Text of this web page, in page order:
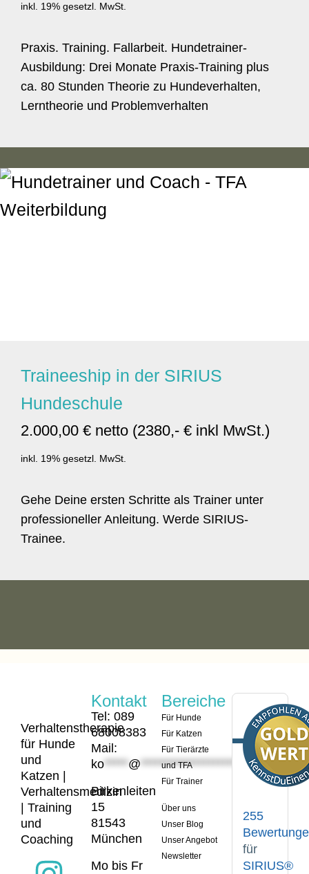
inkl. 19% gesetzl. MwSt.
Praxis. Training. Fallarbeit. Hundetrainer-
Ausbildung: Drei Monate Praxis-Training plus
ca. 80 Stunden Theorie zu Hunde­verhalten,
Lerntheorie und Problemv­erhalten
Traineeship in der SIRIUS
Hundeschule
2.000,00 € netto (2380,- € inkl MwSt.)
inkl. 19% gesetzl. MwSt.
Gehe Deine ersten Schritte als Trainer unter
professioneller Anleitung. Werde SIRIUS-
Trainee.
Verhaltenstherapie
für Hunde
und
Katzen |
Verhaltensmedizin
| Training
und
Coaching
Kontakt
Tel: 089
68008383
Mail:
ko*****@*********************
er.de
Birkenleiten
15
81543
München
Mo bis Fr
Bereiche
Für Hunde
Für Katzen
Für Tierärzte
und TFA
Für Trainer
Über uns
Unser Blog
Unser Angebot
Newsletter
255
für
SIRIUS®